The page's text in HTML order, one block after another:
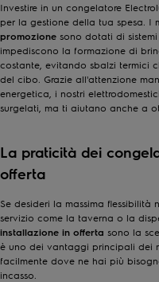
Investire in un congelatore
per la gestione della tua spesa. I
promozione sono dotati di
impediscono la formazione di
costante, evitando sbalzi termici
del cibo. Grazie all'attenzione
energetica, i nostri
surgelati, ma ti aiutano anche a
La praticità dei
offerta
Se desideri la massima
servizio come la taverna o la
installazione in offerta sono la
è uno dei vantaggi principali dei
facilmente dove ne hai più
incasso.